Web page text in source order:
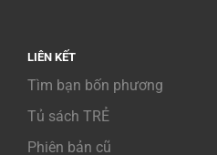
LIÊN KẾT
Tìm bạn bốn phương
Tủ sách TRẺ
Phiên bản cũ